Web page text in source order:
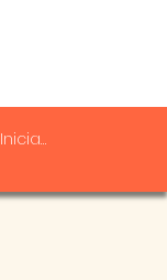
Iniciar sesión